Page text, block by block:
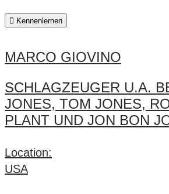
Kennenlernen
MARCO GIOVINO
SCHLAGZEUGER U.A.
JONES, TOM JONES,
PLANT UND JON BON
Location:
USA